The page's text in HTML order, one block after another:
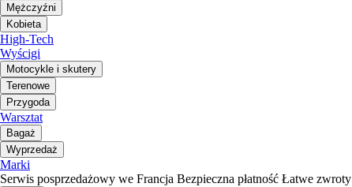
Mężczyźni
Kobieta
High-Tech
Wyścigi
Motocykle i skutery
Terenowe
Przygoda
Warsztat
Bagaż
Wyprzedaż
Marki
Serwis posprzedażowy we Francja Bezpieczna płatność Łatwe zwroty